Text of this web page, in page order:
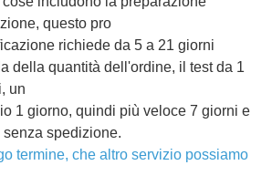
questo pro
richiede da 5 a 21 giorni
della quantità dell'ordine, il test da 1
un
1 giorno, quindi più veloce 7 giorni e
spedizione.
termine, che altro servizio possiamo